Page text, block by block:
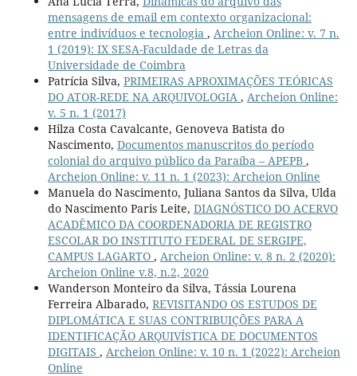
mensagens de email em contexto organizacional:
entre indivíduos e tecnologia , Archeion Online: v. 7 n.
1 (2019): IX SESA-Faculdade de Letras da
Universidade de Coimbra
Patrícia Silva, PRIMEIRAS APROXIMAÇÕES TEÓRICAS
DO ATOR-REDE NA ARQUIVOLOGIA , Archeion Online:
v. 5 n. 1 (2017)
Hilza Costa Cavalcante, Genoveva Batista do
Nascimento, Documentos manuscritos do período
colonial do arquivo público da Paraíba – APEPB ,
Archeion Online: v. 11 n. 1 (2023): Archeion Online
Manuela do Nascimento, Juliana Santos da Silva, Ulda
do Nascimento Paris Leite, DIAGNÓSTICO DO ACERVO
ACADÊMICO DA COORDENADORIA DE REGISTRO
ESCOLAR DO INSTITUTO FEDERAL DE SERGIPE,
CAMPUS LAGARTO , Archeion Online: v. 8 n. 2 (2020):
Archeion Online v.8, n.2, 2020
Wanderson Monteiro da Silva, Tássia Lourena
Ferreira Albarado, REVISITANDO OS ESTUDOS DE
DIPLOMÁTICA E SUAS CONTRIBUIÇÕES PARA A
IDENTIFICAÇÃO ARQUIVÍSTICA DE DOCUMENTOS
DIGITAIS , Archeion Online: v. 10 n. 1 (2022): Archeion
Online